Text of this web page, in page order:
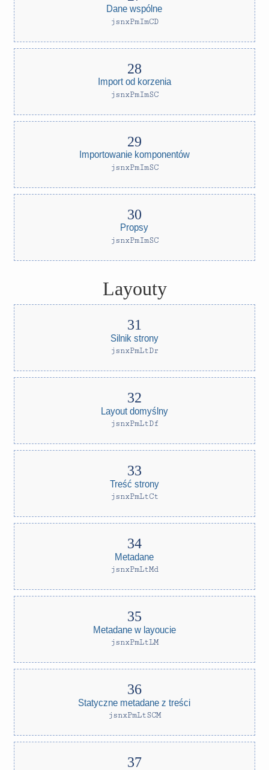
Dane wspólne
jsnxPmImCD
Import od korzenia
jsnxPmImSC
Importowanie komponentów
jsnxPmImSC
Propsy
jsnxPmImSC
Layouty
Silnik strony
jsnxPmLtDr
Layout domyślny
jsnxPmLtDf
Treść strony
jsnxPmLtCt
Metadane
jsnxPmLtMd
Metadane w layoucie
jsnxPmLtLM
Statyczne metadane z treści
jsnxPmLtSCM